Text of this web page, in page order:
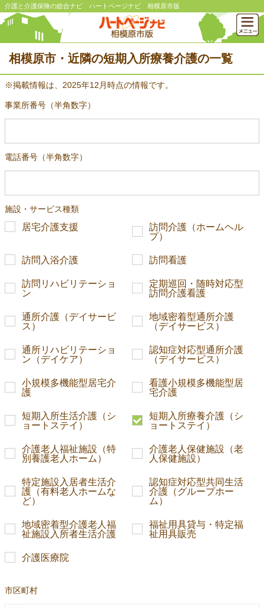
介護と介護保険の総合ナビ ハートページナビ 相模原市版
相模原市・近隣の短期入所療養介護の一覧
※掲載情報は、2025年12月時点の情報です。
事業所番号（半角数字）
電話番号（半角数字）
施設・サービス種類
居宅介護支援
訪問介護（ホームヘル
プ）
訪問入浴介護 訪問看護
訪問リハビリテーショ
ン
定期巡回・随時対応型
訪問介護看護
通所介護（デイサービ
ス）
地域密着型通所介護
（デイサービス）
通所リハビリテーショ
ン（デイケア）
認知症対応型通所介護
（デイサービス）
小規模多機能型居宅介
護
看護小規模多機能型居
宅介護
短期入所生活介護（シ
ョートステイ）
短期入所療養介護（シ
ョートステイ）
介護老人福祉施設（特
別養護老人ホーム）
介護老人保健施設（老
人保健施設）
特定施設入居者生活介
護（有料老人ホームな
ど）
認知症対応型共同生活
介護（グループホー
ム）
地域密着型介護老人福
祉施設入所者生活介護
福祉用具貸与・特定福
祉用具販売
介護医療院
市区町村